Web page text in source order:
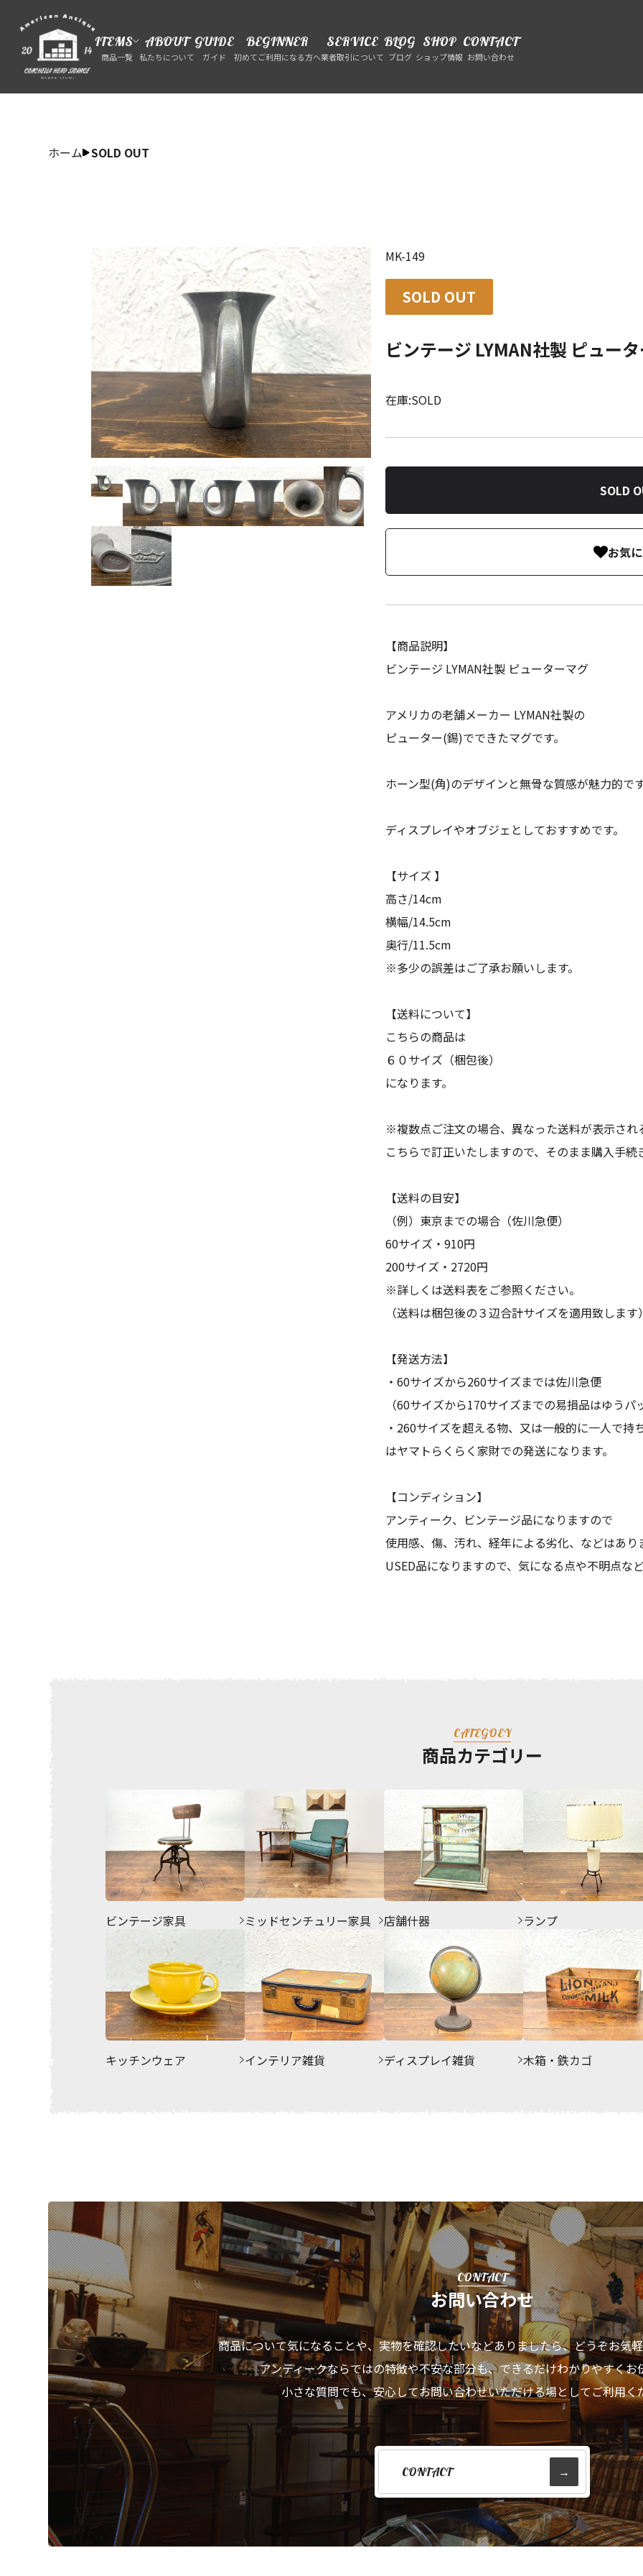
ITEMS
商品一覧
ABOUT
私たちについて
GUIDE
ガイド
BEGINNER
初めてご利用になる方へ
SERVICE
業者取引について
BLOG
ブログ
SHOP
ショップ情報
CONTACT
お問い合わせ
ホーム SOLD OUT
MK-149
SOLD OUT
ビンテージ LYMAN社製 ピュー
在庫:SOLD
SOLD
お気
【商品説明】
ビンテージ LYMAN社製 ピューターマグ
アメリカの老舗メーカー LYMAN社製の
ピューター(錫)でできたマグです。
ホーン型(角)のデザインと無骨な質感が魅力的で
ディスプレイやオブジェとしておすすめです。
【サイズ 】
高さ/14cm
横幅/14.5cm
奥行/11.5cm
※多少の誤差はご了承お願いします。
【送料について】
こちらの商品は
６０サイズ（梱包後）
になります。
※複数点ご注文の場合、異なった送料が表示され
こちらで訂正いたしますので、そのまま購入手
【送料の目安】
（例）東京までの場合（佐川急便）
60サイズ・910円
200サイズ・2720円
※詳しくは送料表をご参照ください。
（送料は梱包後の３辺合計サイズを適用致します
【発送方法】
・60サイズから260サイズまでは佐川急便
（60サイズから170サイズまでの易損品はゆうパ
・260サイズを超える物、又は一般的に一人で
はヤマトらくらく家財での発送になります。
【コンディション】
アンティーク、ビンテージ品になりますので
使用感、傷、汚れ、経年による劣化、などはあり
USED品になりますので、気になる点や不明点な
CATEGOEY
商品カテゴリー
ビンテージ家具 ミッドセンチュリー家具 店舗什器 ランプ
キッチンウェア インテリア雑貨 ディスプレイ雑貨 木箱・鉄カゴ
CONTACT
お問い合わせ
商品について気になることや、実物を確認したいなどありましたら、どうぞお気
アンティークならではの特徴や不安な部分も、できるだけわかりやすくお
小さな質問でも、安心してお問い合わせいただける場としてご利用く
CONTACT →